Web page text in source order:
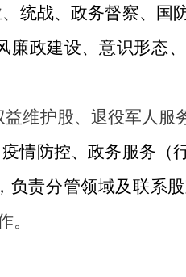
统战、政务督察、国
廉政建设、意识形态
维护股、退役军人服
情防控、政务服务（
负责分管领域及联系
。